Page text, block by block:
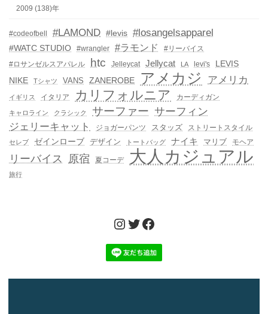
2009 (138)年
#codeofbell #LAMOND #levis #losangelsapparel
#WATC STUDIO #wrangler #ラモンド
#リーバイス
#ロサンゼルスアパレル
htc Jelleycat Jellycat LA levi's
LEVIS
NIKE
Tシャツ VANS ZANEROBE アメカジ アメリカ
イギリス イタリア カリフォルニア カーディガン
キャロライン クラシック サーファー サーフィン
ジェリーキャット
ジョガーパンツ スタッズ ストリートスタイル
セレブ ゼインローブ デザイン トートバッグ ナイキ マリブ モヘア
リーバイス 原宿 夏コーデ 大人カジュアル
旅行
Instagram
Twitter
Facebook